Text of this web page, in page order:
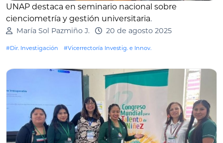
UNAP destaca en seminario nacional sobre
cienciometría y gestión universitaria.
María Sol Pazmiño J. 20 de agosto 2025
#Dir. Investigación #Vicerrectoría Investig. e Innov.